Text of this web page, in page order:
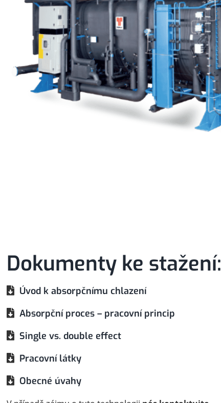
Dokumenty ke stažení:
Úvod k absorpčnímu chlazení
Absorpční proces – pracovní princip
Single vs. double effect
Pracovní látky
Obecné úvahy